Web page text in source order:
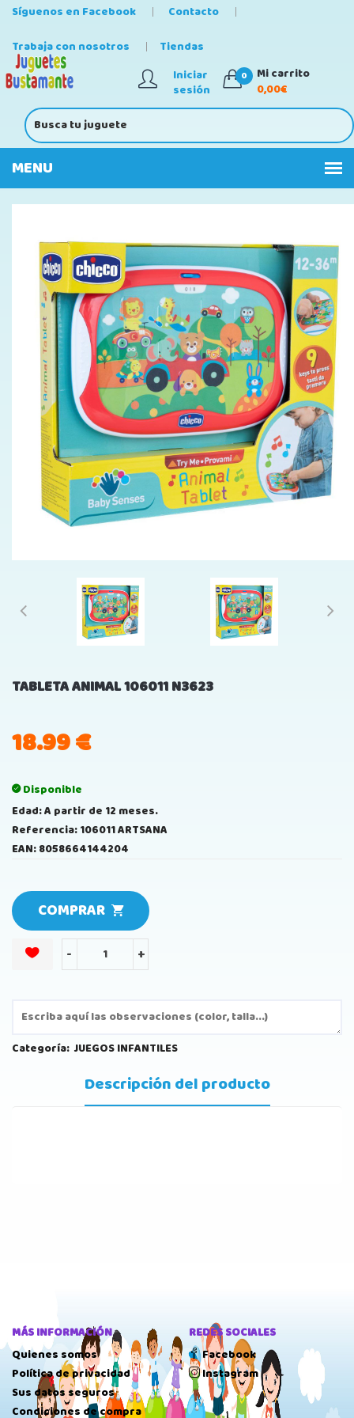
Síguenos en Facebook
Contacto
Trabaja con nosotros
Tiendas
Iniciar
sesión
0
Mi carrito
0,00€
TABLETA ANIMAL 106011 N3623
18.99€
Disponible
Edad: A partir de 12 meses.
Referencia: 106011 ARTSANA
EAN: 8058664144204
COMPRAR
- +
Categoría: JUEGOS INFANTILES
Descripción del producto
MÁS INFORMACIÓN
Quienes somos
Política de privacidad
Sus datos seguros
Condiciones de compra
REDES SOCIALES
Facebook
Instagram